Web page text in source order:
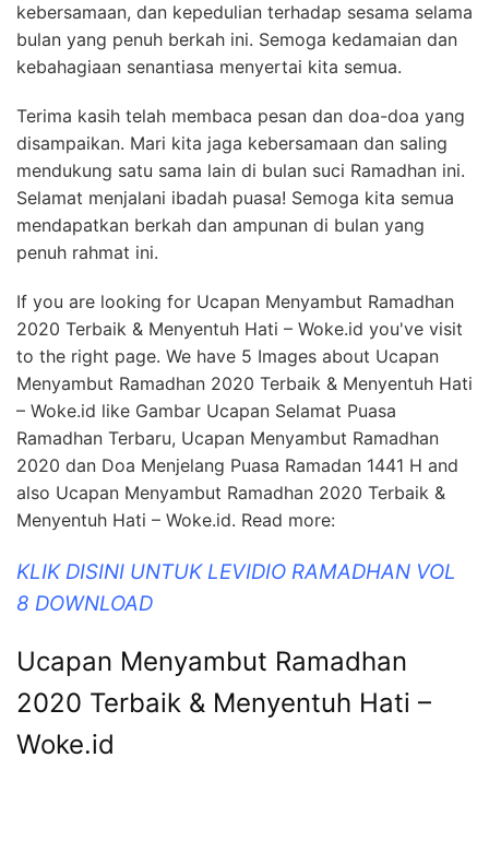
kebersamaan, dan kepedulian terhadap sesama selama
bulan yang penuh berkah ini. Semoga kedamaian dan
kebahagiaan senantiasa menyertai kita semua.
Terima kasih telah membaca pesan dan doa-doa yang
disampaikan. Mari kita jaga kebersamaan dan saling
mendukung satu sama lain di bulan suci Ramadhan ini.
Selamat menjalani ibadah puasa! Semoga kita semua
mendapatkan berkah dan ampunan di bulan yang
penuh rahmat ini.
If you are looking for Ucapan Menyambut Ramadhan
2020 Terbaik & Menyentuh Hati – Woke.id you've visit
to the right page. We have 5 Images about Ucapan
Menyambut Ramadhan 2020 Terbaik & Menyentuh Hati
– Woke.id like Gambar Ucapan Selamat Puasa
Ramadhan Terbaru, Ucapan Menyambut Ramadhan
2020 dan Doa Menjelang Puasa Ramadan 1441 H and
also Ucapan Menyambut Ramadhan 2020 Terbaik &
Menyentuh Hati – Woke.id. Read more:
KLIK DISINI UNTUK LEVIDIO RAMADHAN VOL
8 DOWNLOAD
Ucapan Menyambut Ramadhan
2020 Terbaik & Menyentuh Hati –
Woke.id